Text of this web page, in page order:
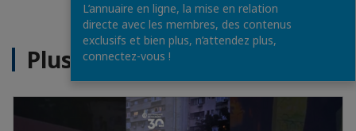
Plus d'actualités
L’annuaire en ligne, la mise en relation
directe avec les membres, des contenus
exclusifs et bien plus, n’attendez plus,
connectez-vous !